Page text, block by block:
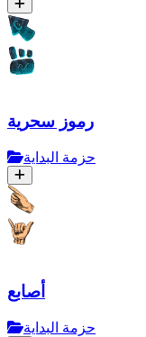
رموز سحرية
حزمة البداية
أصابع
حزمة البداية